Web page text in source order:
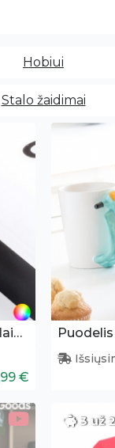
Hobiui
Stalo žaidimai
Knygos žymeklis - rašiklio laikiklis
€
3 už 2